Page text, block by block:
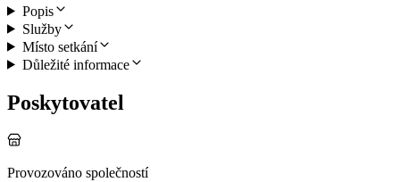
Popis
Služby
Místo setkání
Důležité informace
Poskytovatel
Provozováno společností